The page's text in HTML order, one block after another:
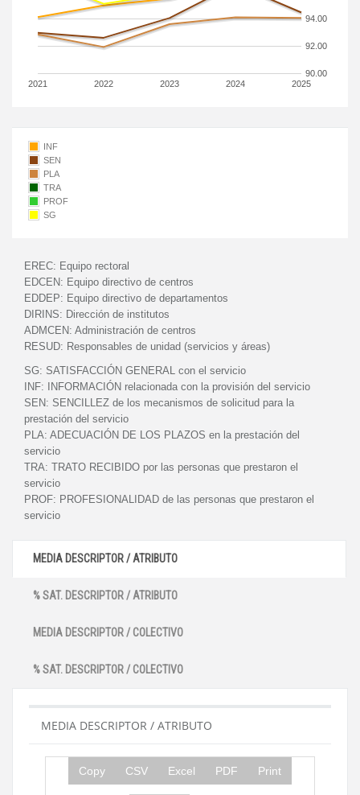
2021 2022 2023 2024 2025
90.00
92.00
94.00
INF
SEN
PLA
TRA
PROF
SG
EREC: Equipo rectoral
EDCEN: Equipo directivo de centros
EDDEP: Equipo directivo de departamentos
DIRINS: Dirección de institutos
ADMCEN: Administración de centros
RESUD: Responsables de unidad (servicios y áreas)
SG: SATISFACCIÓN GENERAL con el servicio
INF:
INFORMACIÓN relacionada con la provisión del servicio
SEN: SENCILLEZ de los mecanismos de solicitud para la
prestación del servicio
PLA: ADECUACIÓN DE LOS PLAZOS en la prestación del
servicio
TRA: TRATO RECIBIDO por las personas que prestaron el
servicio
PROF: PROFESIONALIDAD de las personas que prestaron el
servicio
MEDIA DESCRIPTOR / ATRIBUTO
% SAT. DESCRIPTOR / ATRIBUTO
MEDIA DESCRIPTOR / COLECTIVO
% SAT. DESCRIPTOR / COLECTIVO
MEDIA DESCRIPTOR / ATRIBUTO
Copy CSV Excel PDF Print